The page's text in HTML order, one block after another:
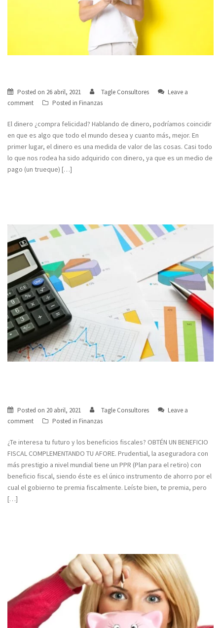
Posted on 26 abril, 2021 Tagle Consultores
Leave a
comment
Posted in Finanzas
El dinero ¿compra felicidad? Hablando de dinero, podríamos coincidir
en que es algo que todo el mundo desea y cuanto más, mejor. En
primer lugar, el dinero es una medida de valor de las cosas. Casi todo
lo que nos rodea ha sido adquirido con dinero, ya que es un medio de
pago (un trueque) […]
Posted on 20 abril, 2021 Tagle Consultores
Leave a
comment
Posted in Finanzas
¿Te interesa tu futuro y los beneficios fiscales? OBTÉN UN BENEFICIO
FISCAL COMPLEMENTANDO TU AFORE. Prudential, la aseguradora con
más prestigio a nivel mundial tiene un PPR (Plan para el retiro) con
beneficio fiscal, siendo éste es el único instrumento de ahorro por el
cual el gobierno te premia fiscalmente. Leíste bien, te premia, pero
[…]